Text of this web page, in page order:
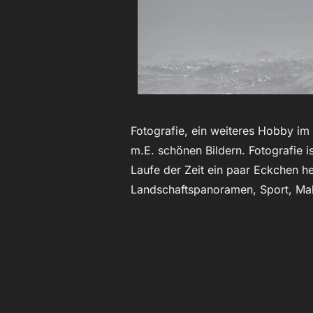
Fotografie, ein weiteres Hobby
m.E. schönen Bildern. Fotografie
Laufe der Zeit ein paar Eckchen
Landschaftspanoramen, Sport,